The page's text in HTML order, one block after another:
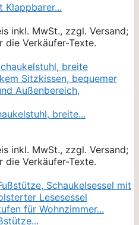
Klappbarer...
inkl. MwSt., zzgl. Versand;
die Verkäufer-Texte.
breite...
inkl. MwSt., zzgl. Versand;
die Verkäufer-Texte.